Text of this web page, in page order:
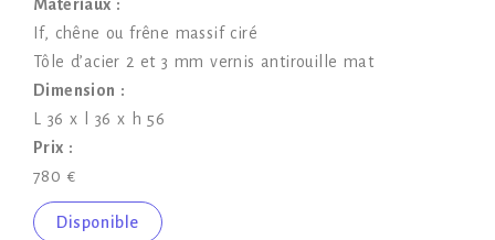
Matériaux :
If, chêne ou frêne massif ciré
Tôle d’acier 2 et 3 mm vernis antirouille mat
Dimension :
L 36 x l 36 x h 56
Prix :
780 €
Disponible